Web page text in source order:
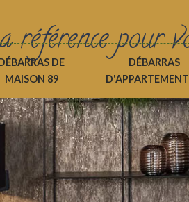
référence pour
DE
MAISON 89
DÉBARRAS